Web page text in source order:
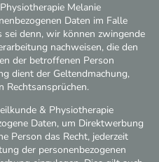
Melanie
Daten im Falle
denn, wir können zwingende
nachweisen, die den
der betroffenen Person
dient der Geltendmachung,
Rechtsansprüchen.
& Physiotherapie
Daten, um Direktwerbung
Person das Recht, jederzeit
der personenbezogenen